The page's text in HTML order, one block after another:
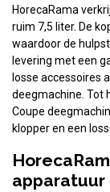
HorecaRama
ruim 7,5 liter. De
waardoor de
levering met een
losse accessoires
deegmachine. Tot
Coupe
klopper en een
apparatuur